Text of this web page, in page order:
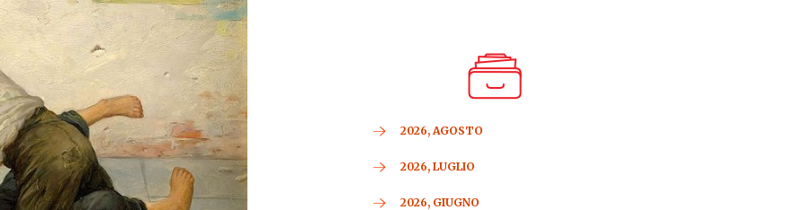
2026, AGOSTO
2026, LUGLIO
2026, GIUGNO